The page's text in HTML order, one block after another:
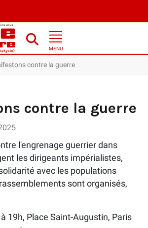
MENU
contre la guerre
contre la guerre
l'engrenage guerrier dans
les dirigeants impérialistes,
avec les populations
sont organisés,
19h, Place Saint-Augustin, Paris